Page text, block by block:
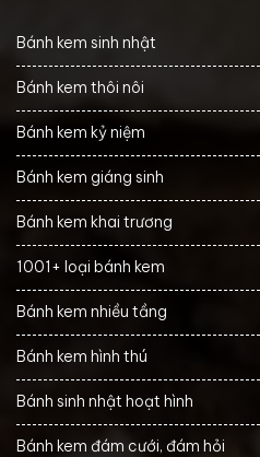
Bánh kem sinh nhật
Bánh kem thôi nôi
Bánh kem kỷ niệm
Bánh kem giáng sinh
Bánh kem khai trương
1001+ loại bánh kem
Bánh kem nhiều tầng
Bánh kem hình thú
Bánh sinh nhật hoạt hình
Bánh kem đám cưới, đám hỏi